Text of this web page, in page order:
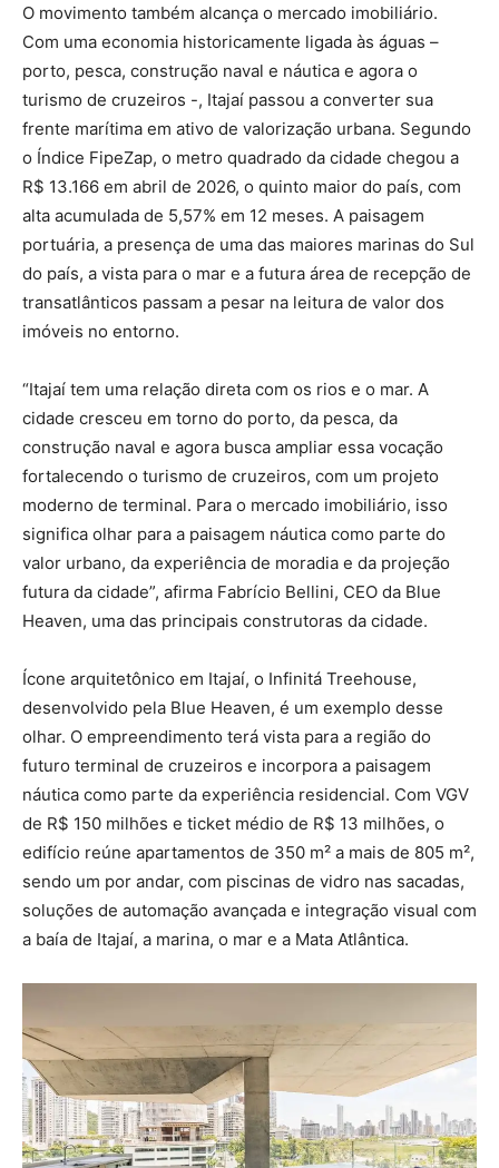
O movimento também alcança o mercado imobiliário.
Com uma economia historicamente ligada às águas –
porto, pesca, construção naval e náutica e agora o
turismo de cruzeiros -, Itajaí passou a converter sua
frente marítima em ativo de valorização urbana. Segundo
o Índice FipeZap, o metro quadrado da cidade chegou a
R$ 13.166 em abril de 2026, o quinto maior do país, com
alta acumulada de 5,57% em 12 meses. A paisagem
portuária, a presença de uma das maiores marinas do Sul
do país, a vista para o mar e a futura área de recepção de
transatlânticos passam a pesar na leitura de valor dos
imóveis no entorno.
“Itajaí tem uma relação direta com os rios e o mar. A
cidade cresceu em torno do porto, da pesca, da
construção naval e agora busca ampliar essa vocação
fortalecendo o turismo de cruzeiros, com um projeto
moderno de terminal. Para o mercado imobiliário, isso
significa olhar para a paisagem náutica como parte do
valor urbano, da experiência de moradia e da projeção
futura da cidade”, afirma Fabrício Bellini, CEO da Blue
Heaven, uma das principais construtoras da cidade.
Ícone arquitetônico em Itajaí, o Infinitá Treehouse,
desenvolvido pela Blue Heaven, é um exemplo desse
olhar. O empreendimento terá vista para a região do
futuro terminal de cruzeiros e incorpora a paisagem
náutica como parte da experiência residencial. Com VGV
de R$ 150 milhões e ticket médio de R$ 13 milhões, o
edifício reúne apartamentos de 350 m² a mais de 805 m²,
sendo um por andar, com piscinas de vidro nas sacadas,
soluções de automação avançada e integração visual com
a baía de Itajaí, a marina, o mar e a Mata Atlântica.